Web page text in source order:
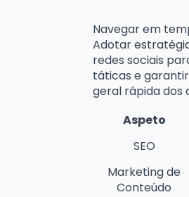
Navegar em
Adotar
redes sociais
táticas e
geral rápida dos
Aspeto
SEO
Marketing de
Conteúdo